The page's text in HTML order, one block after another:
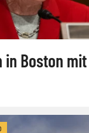
in Boston